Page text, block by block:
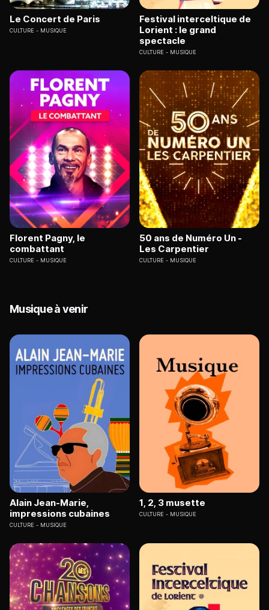
Le Concert de Paris
CULTURE MUSIQUE
Festival interceltique de
Lorient : le grand
spectacle
CULTURE MUSIQUE
Florent Pagny, le
combattant
CULTURE MUSIQUE
50 ans de Numéro Un -
Les Carpentier
CULTURE MUSIQUE
Musique à venir
Alain Jean-Marie,
impressions cubaines
CULTURE MUSIQUE
1, 2, 3 musette
CULTURE MUSIQUE